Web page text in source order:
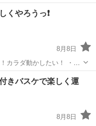
くやろうっ❗️
8月8日
カラダ動かしたい！ ・初
い！ ・（転勤の方など）
とにかくダイエッ
ットボール バスケ
きバスケで楽しく運
8月8日